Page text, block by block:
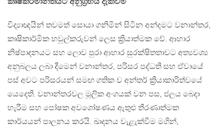
විද්‍යාඥයින් තවමත් සොයා ගනිමින් සිටින අන්දමට වනාන්තර,
කෘෂිකාර්මික හවුල්කරුවන් ලෙස ක්‍රියාත්මක වේ. ආහාර
නිෂ්පාදනයට සහ ලොව පුරා ආහාර සුරක්ෂිතතාවට අත්‍යවශ්‍ය
අනුබලය ලබා දීමෙන් වනාන්තර, පරිසර පද්ධති සහ ඒවායේ
පස් අවට පරිසරයන් සමඟ ගතික ව අන්තර් ක්‍රියාකාරිත්වයේ
යෙදෙති. වනාන්තරවල මූලික අංගයක් වන පස, ජලය බෙදා
හැරීම සහ පෝෂක අවශෝෂණය ඇතුළු තීරණාත්මක
කාර්යයන් පාලනය කරයි. ඛාදනය වැළැක්වීම මගින්,